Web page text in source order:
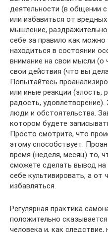
деятельности (в общении
или избавиться от
мышление,
себе за правило как
находиться в состоянии
внимание на свои мысли (о
свои действия (что вы
Попытайтесь
или иные реакции (злость,
радость, удовлетворение).
люди и обстоятельства.
котором будете
Просто смотрите, что
этому способствует.
время (неделя, месяц) то,
сможете сделать вывод на
себе культивировать, а от
избавляться.
Регулярная практика
положительно
человека и, как следствие,